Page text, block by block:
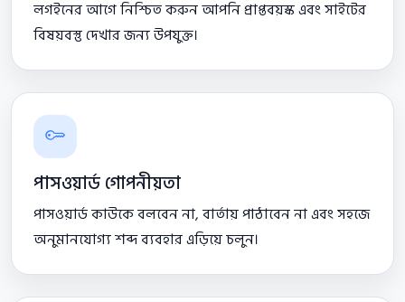
লগইনের আগে নিশ্চিত করুন আপনি প্রাপ্তবয়স্ক এবং সাইটের
বিষয়বস্তু দেখার জন্য উপযুক্ত।
পাসওয়ার্ড গোপনীয়তা
পাসওয়ার্ড কাউকে বলবেন না, বার্তায় পাঠাবেন না এবং সহজে
অনুমানযোগ্য শব্দ ব্যবহার এড়িয়ে চলুন।